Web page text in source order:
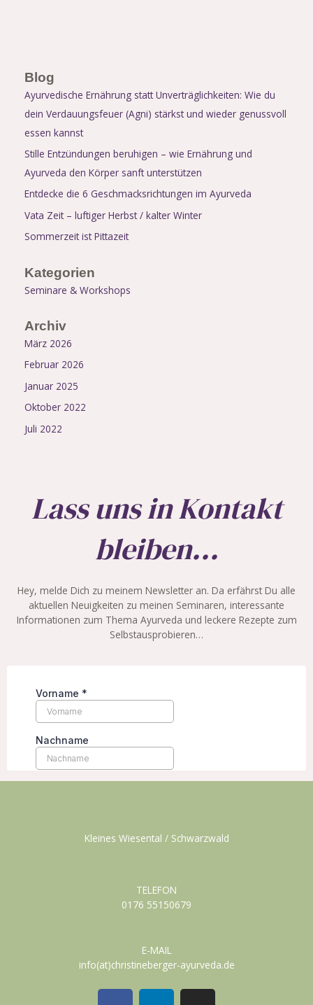
Blog
Ayurvedische Ernährung statt Unverträglichkeiten: Wie du
dein Verdauungsfeuer (Agni) stärkst und wieder genussvoll
essen kannst
Stille Entzündungen beruhigen – wie Ernährung und
Ayurveda den Körper sanft unterstützen
Entdecke die 6 Geschmacksrichtungen im Ayurveda
Vata Zeit – luftiger Herbst / kalter Winter
Sommerzeit ist Pittazeit
Kategorien
Seminare & Workshops
Archiv
März 2026
Februar 2026
Januar 2025
Oktober 2022
Juli 2022
Lass uns in Kontakt
bleiben...
Hey, melde Dich zu meinem Newsletter an. Da erfährst Du alle
aktuellen Neuigkeiten zu meinen Seminaren, interessante
Informationen zum Thema Ayurveda und leckere Rezepte zum
Selbstausprobieren…
Kleines Wiesental / Schwarzwald
TELEFON
0176 55150679
E-MAIL
info(at)christineberger-ayurveda.de
F L I